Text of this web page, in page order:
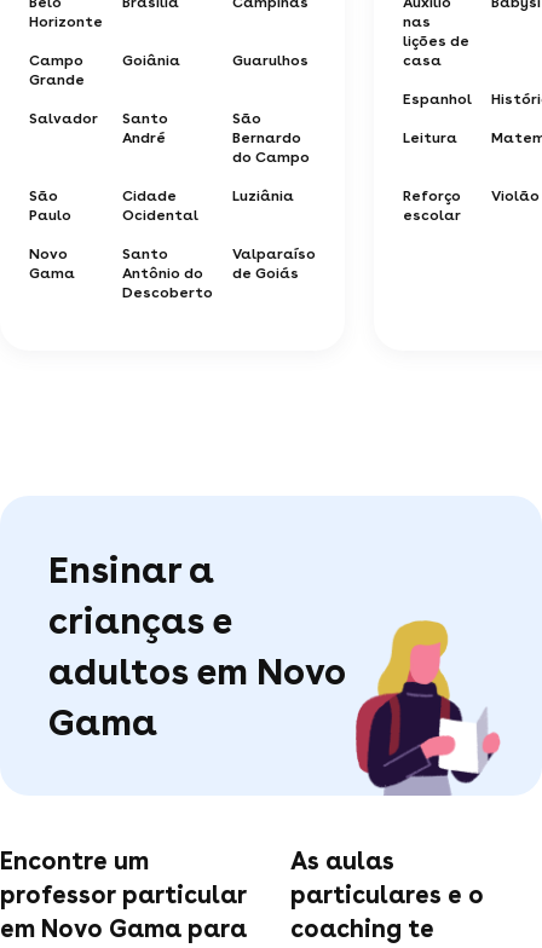
Horizonte
Campo
Grande
Goiânia Guarulhos
Salvador
Santo
André
São
Bernardo
do Campo
São
Paulo
Cidade
Ocidental
Luziânia
Novo
Gama
Santo
Antônio do
Descoberto
Valparaíso
de Goiás
nas
lições de
casa
Espanhol
Leitura
Reforço
escolar
Violão
Ensinar a
crianças e
adultos em Novo
Gama
Encontre um
professor particular
em Novo Gama para
As aulas
particulares e o
coaching te